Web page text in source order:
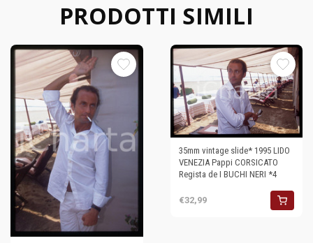
PRODOTTI SIMILI
35mm vintage slide* 1995 LIDO
VENEZIA Pappi CORSICATO
Regista de I BUCHI NERI *4
€32,99